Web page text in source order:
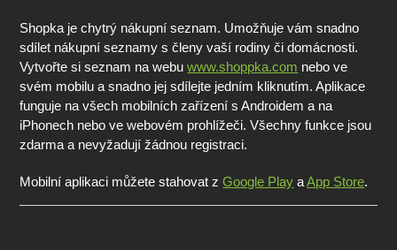
Shopka je chytrý nákupní seznam. Umožňuje vám snadno
sdílet nákupní seznamy s členy vaší rodiny či domácnosti.
Vytvořte si seznam na webuwww.shoppka.com nebo ve
svém mobilu a snadno jej sdílejte jedním kliknutím. Aplikace
funguje na všech mobilních zařízení s Androidem a na
iPhonech nebo ve webovém prohlížeči. Všechny funkce jsou
zdarma a nevyžadují žádnou registraci.
Mobilní aplikaci můžete stahovat zGoogle Play aApp Store.